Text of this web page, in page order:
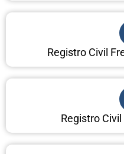
Registro Civil
Registro